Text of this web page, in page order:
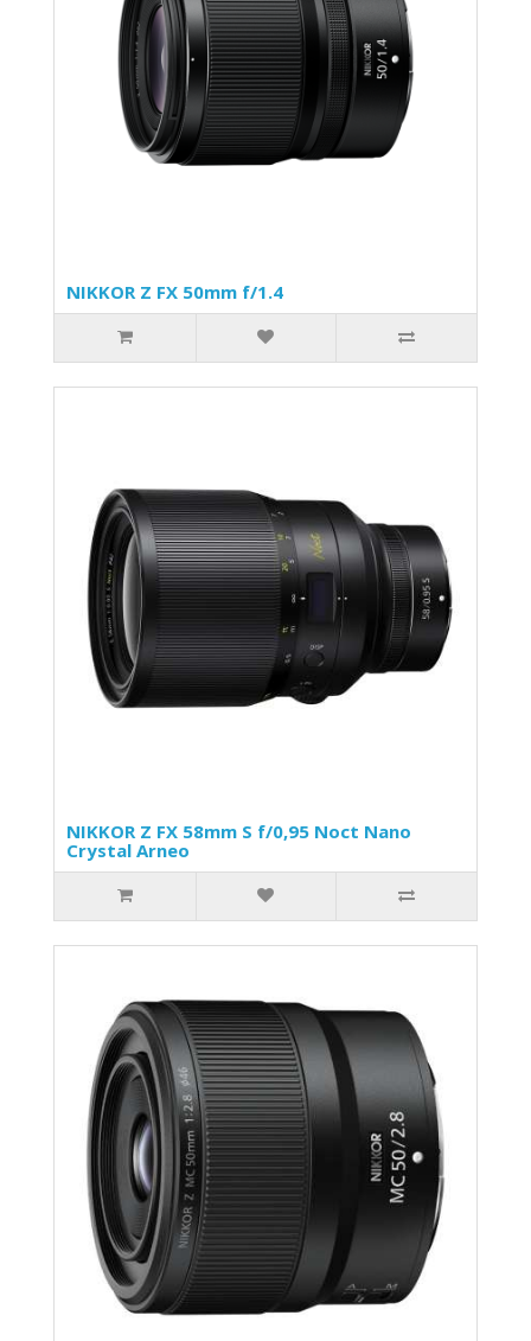
NIKKOR Z FX 50mm f/1.4
NIKKOR Z FX 58mm S f/0,95 Noct Nano
Crystal Arneo